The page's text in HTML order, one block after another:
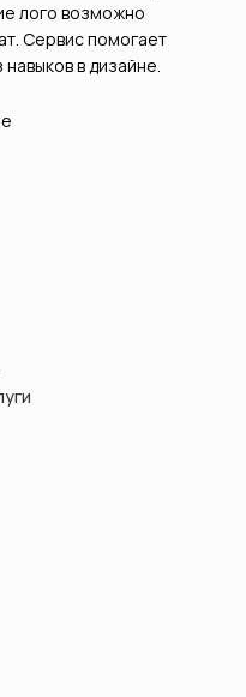
лого возможно
Сервис помогает
в дизайне.